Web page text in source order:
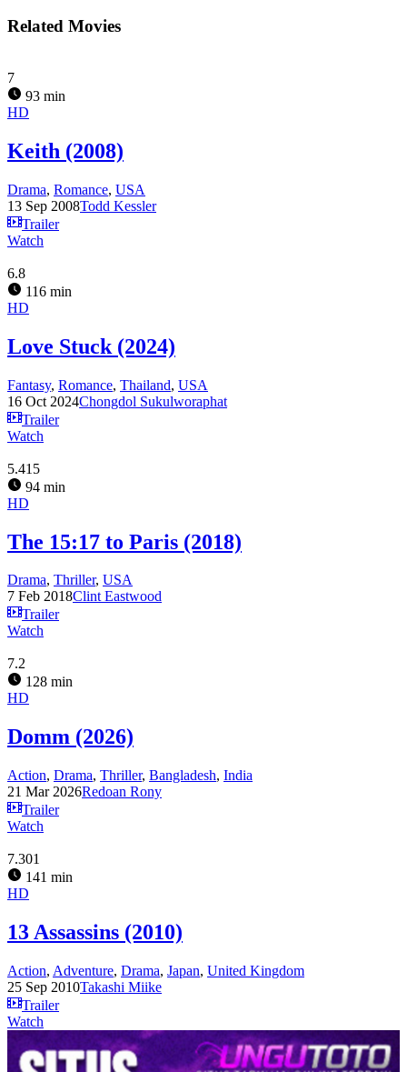
Related Movies
7
93 min
HD
Keith (2008)
Drama, Romance, USA
13 Sep 2008Todd Kessler
Trailer
Watch
6.8
116 min
HD
Love Stuck (2024)
Fantasy, Romance, Thailand, USA
16 Oct 2024Chongdol Sukulworaphat
Trailer
Watch
5.415
94 min
HD
The 15:17 to Paris (2018)
Drama, Thriller, USA
7 Feb 2018Clint Eastwood
Trailer
Watch
7.2
128 min
HD
Domm (2026)
Action, Drama, Thriller, Bangladesh, India
21 Mar 2026Redoan Rony
Trailer
Watch
7.301
141 min
HD
13 Assassins (2010)
Action, Adventure, Drama, Japan, United Kingdom
25 Sep 2010Takashi Miike
Trailer
Watch